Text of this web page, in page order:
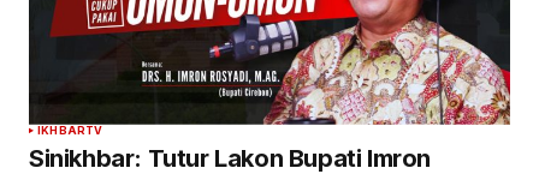
IKHBARTV
Sinikhbar: Tutur Lakon Bupati Imron